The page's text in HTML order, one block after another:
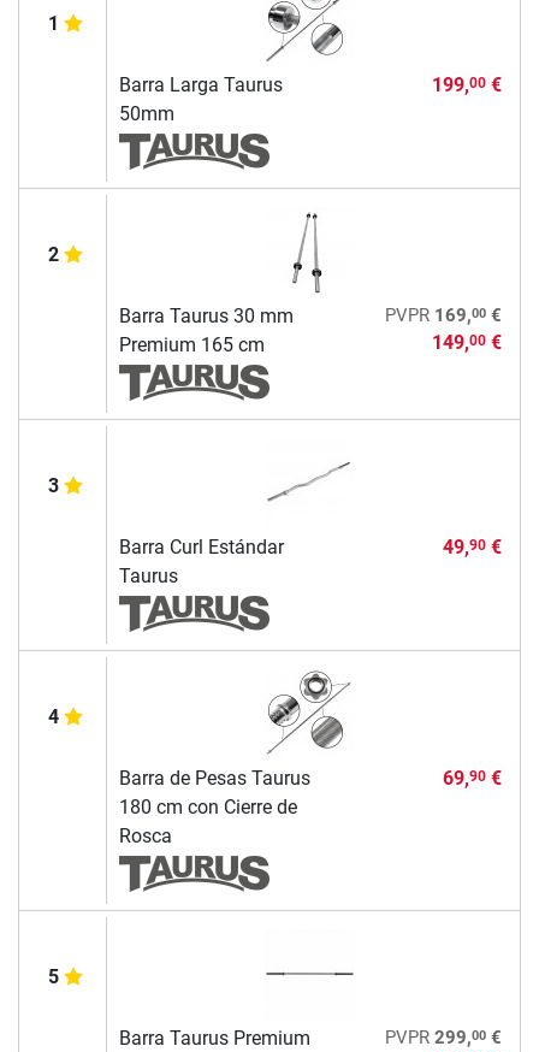
1
Barra Larga Taurus
50mm
199,00€
2
Barra Taurus 30 mm
Premium 165 cm
PVPR 169,00€
149,00€
3
Barra Curl Estándar
Taurus
49,90€
4
Barra de Pesas Taurus
180 cm con Cierre de
Rosca
69,90€
5
Barra Taurus Premium
PVPR 299,00€